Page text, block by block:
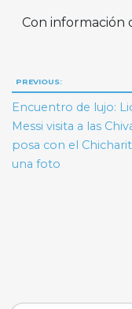
Con información
Navegación
de
entradas
PREVIOUS:
Encuentro de lujo:
Messi visita a las
posa con el
una foto